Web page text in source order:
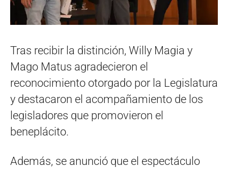
Tras recibir la distinción, Willy Magia y
Mago Matus agradecieron el
reconocimiento otorgado por la Legislatura
y destacaron el acompañamiento de los
legisladores que promovieron el
beneplácito.
Además, se anunció que el espectáculo